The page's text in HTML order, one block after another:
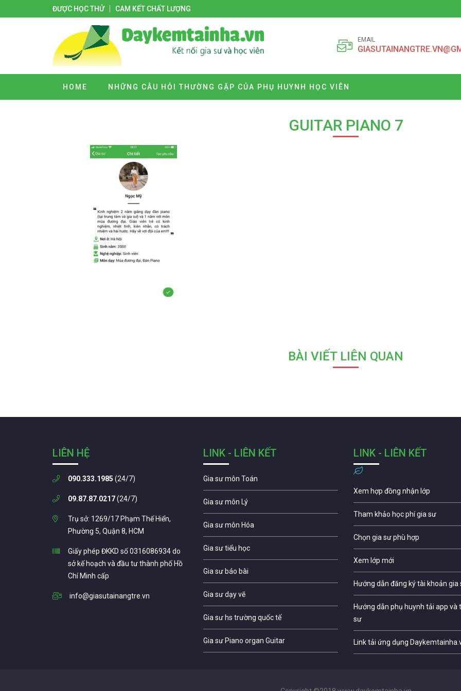
ĐƯỢC HỌC THỬ CAM KẾT CHẤT LƯỢNG
EMAIL
HOME NHỮNG CÂU HỎI THƯỜNG GẶP CỦA PHỤ HUYNH HỌC VIÊN
GUITAR PIANO 7
BÀI VIẾT LIÊN QUAN
LIÊN HỆ
090.333.1985 (24/7)
09.87.87.0217(24/7)
Trụ sở: 1269/17 Phạm Thế Hiển,
Phường 5, Quận 8, HCM
Giấy phép ĐKKD số 0316086934 do
sở kế hoạch và đầu tư thành phố Hồ
Chí Minh cấp
info@giasutainangtre.vn
LINK - LIÊN KẾT
Gia sư môn Toán
Gia sư môn Lý
Gia sư môn Hóa
Gia sư tiểu học
Gia sư báo bài
Gia sư dạy vẽ
Gia sư hs trường quốc tế
Gia sư Piano organ Guitar
LINK - LIÊN KẾT
Xem hợp đồng nhận lớp
Tham khảo học phí gia sư
Chọn gia sư phù hợp
Xem lớp mới
Hướng dẫn đăng ký tài khoản gia
Hướng dẫn phụ huynh tải app và
sư
Link tải ứng dụng